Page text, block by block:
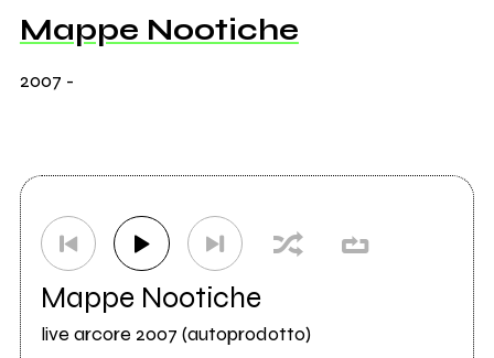
Mappe Nootiche
2007 -
Mappe Nootiche
live arcore 2007 (autoprodotto)